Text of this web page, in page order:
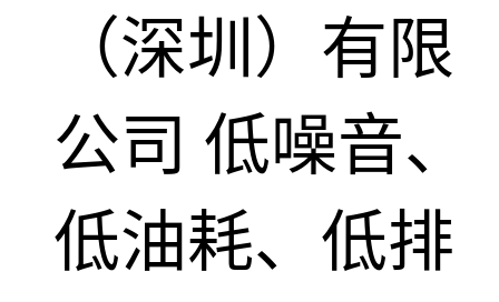
（深圳）有限
公司 低噪音、
低油耗、低排